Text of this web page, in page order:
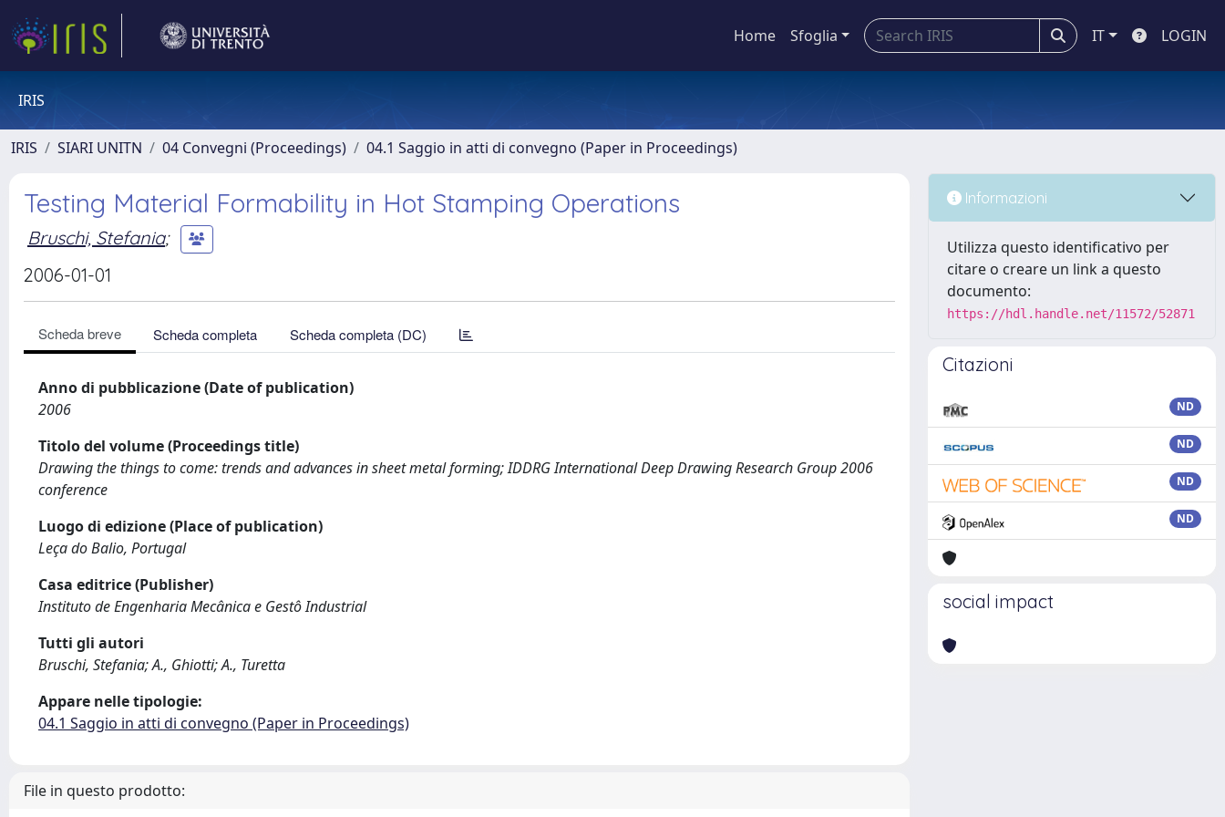
Home Sfoglia IT LOGIN
IRIS
IRIS SIARI UNITN 04 Convegni (Proceedings) 04.1 Saggio in atti di convegno (Paper in Proceedings)
Testing Material Formability in Hot Stamping Operations
Bruschi, Stefania;
2006-01-01
Scheda breve Scheda completa Scheda completa (DC)
Anno di pubblicazione (Date of publication)
2006
Titolo del volume (Proceedings title)
Drawing the things to come: trends and advances in sheet metal forming; IDDRG International Deep Drawing Research Group 2006
conference
Luogo di edizione (Place of publication)
Leça do Balio, Portugal
Casa editrice (Publisher)
Instituto de Engenharia Mecânica e Gestô Industrial
Tutti gli autori
Bruschi, Stefania; A., Ghiotti; A., Turetta
Appare nelle tipologie:
04.1 Saggio in atti di convegno (Paper in Proceedings)
File in questo prodotto:
Informazioni
Utilizza questo identificativo per
citare o creare un link a questo
documento:
https://hdl.handle.net/11572/52871
Citazioni
ND
ND
ND
ND
social impact